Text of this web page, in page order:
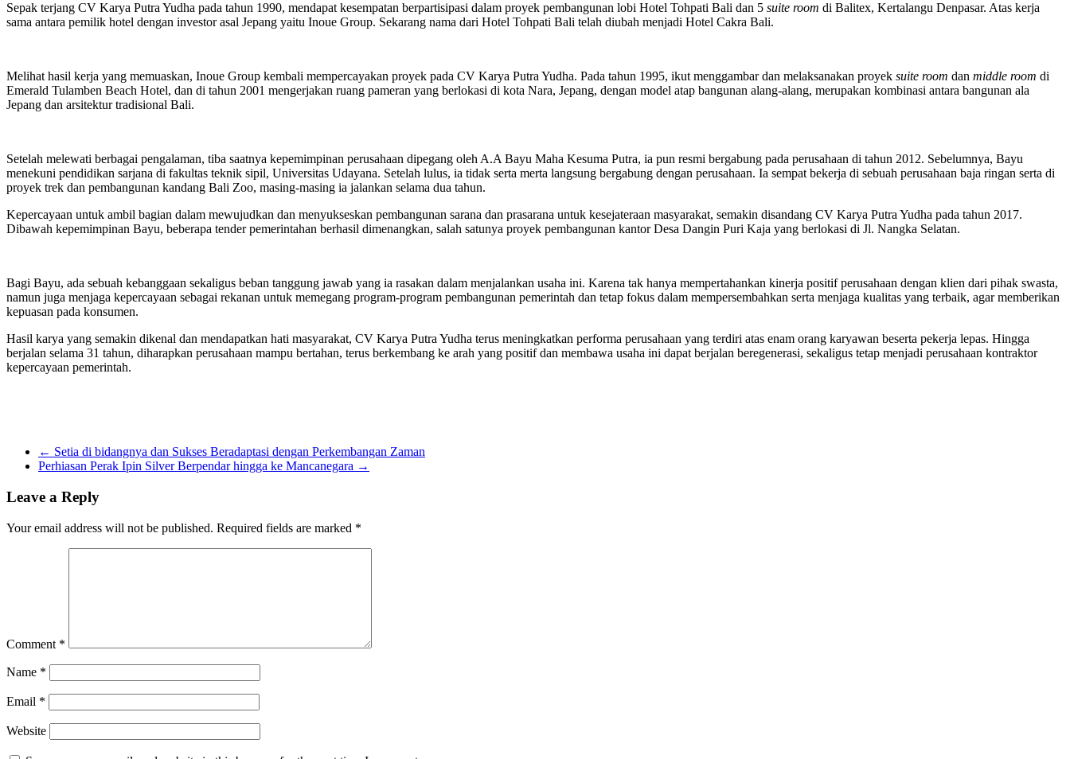
Sepak terjang CV Karya Putra Yudha pada tahun 1990, mendapat kesempatan berpartisipasi dalam proyek pembangunan lobi Hotel Tohpati Bali dan 5 suite room di Balitex, Kertalangu Denpasar. Atas kerja
sama antara pemilik hotel dengan investor asal Jepang yaitu Inoue Group. Sekarang nama dari Hotel Tohpati Bali telah diubah menjadi Hotel Cakra Bali.
Melihat hasil kerja yang memuaskan, Inoue Group kembali mempercayakan proyek pada CV Karya Putra Yudha. Pada tahun 1995, ikut menggambar dan melaksanakan proyek suite room dan middle room di
Emerald Tulamben Beach Hotel, dan di tahun 2001 mengerjakan ruang pameran yang berlokasi di kota Nara, Jepang, dengan model atap bangunan alang-alang, merupakan kombinasi antara bangunan ala
Jepang dan arsitektur tradisional Bali.
Setelah melewati berbagai pengalaman, tiba saatnya kepemimpinan perusahaan dipegang oleh A.A Bayu Maha Kesuma Putra, ia pun resmi bergabung pada perusahaan di tahun 2012. Sebelumnya, Bayu
menekuni pendidikan sarjana di fakultas teknik sipil, Universitas Udayana. Setelah lulus, ia tidak serta merta langsung bergabung dengan perusahaan. Ia sempat bekerja di sebuah perusahaan baja ringan serta di
proyek trek dan pembangunan kandang Bali Zoo, masing-masing ia jalankan selama dua tahun.
Kepercayaan untuk ambil bagian dalam mewujudkan dan menyukseskan pembangunan sarana dan prasarana untuk kesejateraan masyarakat, semakin disandang CV Karya Putra Yudha pada tahun 2017.
Dibawah kepemimpinan Bayu, beberapa tender pemerintahan berhasil dimenangkan, salah satunya proyek pembangunan kantor Desa Dangin Puri Kaja yang berlokasi di Jl. Nangka Selatan.
Bagi Bayu, ada sebuah kebanggaan sekaligus beban tanggung jawab yang ia rasakan dalam menjalankan usaha ini. Karena tak hanya mempertahankan kinerja positif perusahaan dengan klien dari pihak swasta,
namun juga menjaga kepercayaan sebagai rekanan untuk memegang program-program pembangunan pemerintah dan tetap fokus dalam mempersembahkan serta menjaga kualitas yang terbaik, agar memberikan
kepuasan pada konsumen.
Hasil karya yang semakin dikenal dan mendapatkan hati masyarakat, CV Karya Putra Yudha terus meningkatkan performa perusahaan yang terdiri atas enam orang karyawan beserta pekerja lepas. Hingga
berjalan selama 31 tahun, diharapkan perusahaan mampu bertahan, terus berkembang ke arah yang positif dan membawa usaha ini dapat berjalan beregenerasi, sekaligus tetap menjadi perusahaan kontraktor
kepercayaan pemerintah.
← Setia di bidangnya dan Sukses Beradaptasi dengan Perkembangan Zaman
Perhiasan Perak Ipin Silver Berpendar hingga ke Mancanegara →
Leave a Reply
Your email address will not be published. Required fields are marked *
Comment *
Name *
Email *
Website